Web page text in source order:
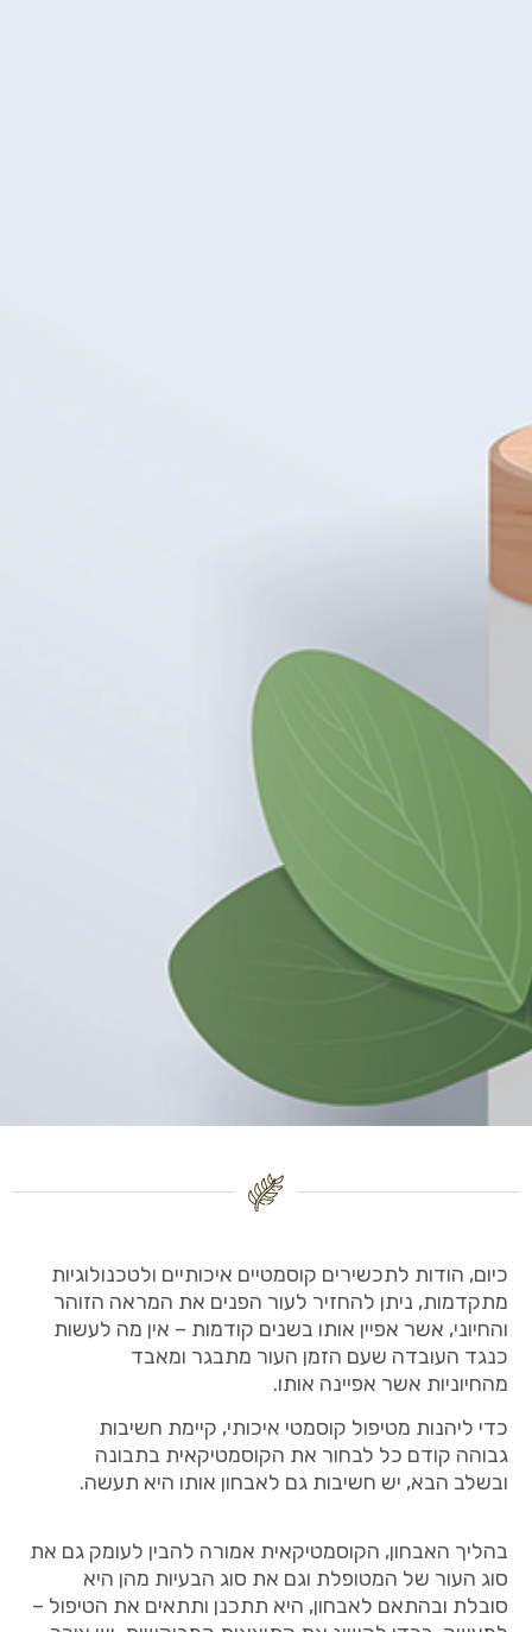
כיום, הודות לתכשירים קוסמטיים איכותיים ולטכנולוגיות
מתקדמות, ניתן להחזיר לעור הפנים את המראה הזוהר
והחיוני, אשר אפיין אותו בשנים קודמות – אין מה לעשות
כנגד העובדה שעם הזמן העור מתבגר ומאבד
מהחיוניות אשר אפיינה אותו.
כדי ליהנות מטיפול קוסמטי איכותי, קיימת חשיבות
גבוהה קודם כל לבחור את הקוסמטיקאית בתבונה
ובשלב הבא, יש חשיבות גם לאבחון אותו היא תעשה.
בהליך האבחון, הקוסמטיקאית אמורה להבין לעומק גם את
סוג העור של המטופלת וגם את סוג הבעיות מהן היא
סובלת ובהתאם לאבחון, היא תתכנן ותתאים את הטיפול –